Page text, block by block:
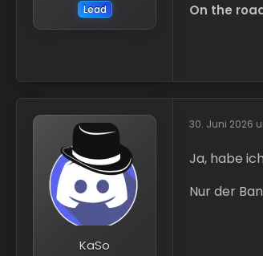
Lead On the
KaSo
30. Juni 2026
Ja, habe
Nur der